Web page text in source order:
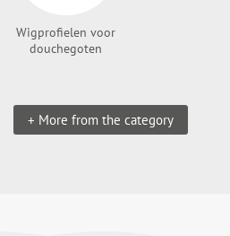
Wigprofielen voor
douchegoten
+ More from the category